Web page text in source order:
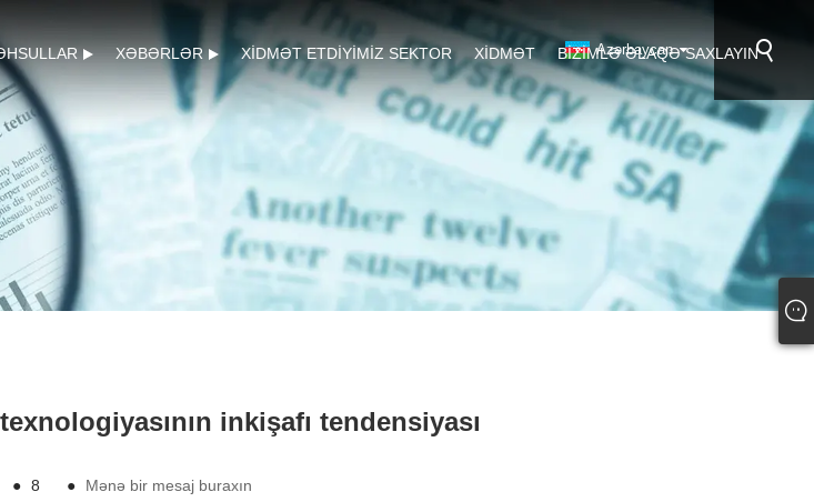
XƏBƏRLƏR XIDMƏT ETDIYIMIZ SEKTOR XIDMƏT BIZIMLƏ ƏLAQƏ SAXLAYIN
Azərbaycan
inkişafı tendensiyası
● 8 ● Mənə bir mesaj buraxın